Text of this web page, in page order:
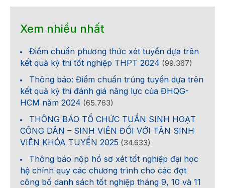
Xem nhiều nhất
Điểm chuẩn phương thức xét tuyển dựa trên
kết quả kỳ thi tốt nghiệp THPT 2024 (99.367)
Thông báo: Điểm chuẩn trúng tuyển dựa trên
kết quả kỳ thi đánh giá năng lực của ĐHQG-
HCM năm 2024 (65.763)
THÔNG BÁO TỔ CHỨC TUẦN SINH HOẠT
CÔNG DÂN – SINH VIÊN ĐỐI VỚI TÂN SINH
VIÊN KHÓA TUYỂN 2025 (34.633)
Thông báo nộp hồ sơ xét tốt nghiệp đại học
hệ chính quy các chương trình cho các đợt
công bố danh sách tốt nghiệp tháng 9, 10 và 11